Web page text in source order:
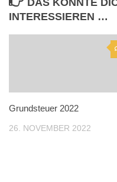
DAS KÖNNTE
INTERESSIEREN …
Grundsteuer 2022
26. NOVEMBER 2022